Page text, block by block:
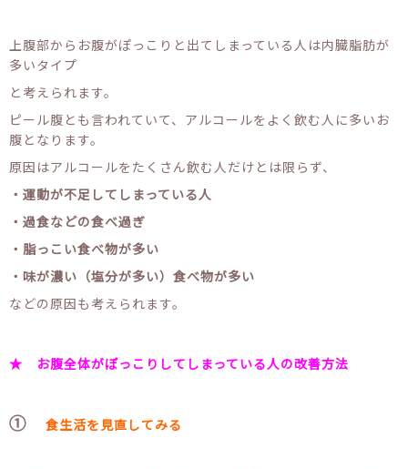
上腹部からお腹がぽっこりと出てしまっている人は内臓脂肪が
多いタイプ
と考えられます。
ピール腹とも言われていて、アルコールをよく飲む人に多いお
腹となります。
原因はアルコールをたくさん飲む人だけとは限らず、
・運動が不足してしまっている人
・過食などの食べ過ぎ
・脂っこい食べ物が多い
・味が濃い（塩分が多い）食べ物が多い
などの原因も考えられます。
★ お腹全体がぽっこりしてしまっている人の改善方法
① 食生活を見直してみる